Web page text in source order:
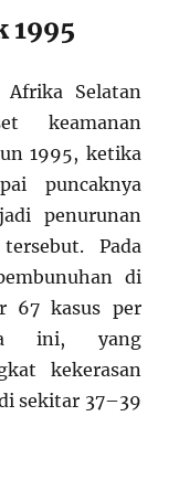
1995
Selatan
keamanan
1995, ketika
puncaknya
penurunan
Pada
di
67 kasus per
ini, yang
kekerasan
sekitar 37–39